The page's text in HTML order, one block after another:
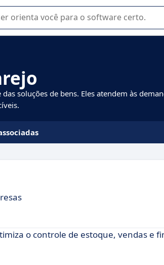
seleção de software SaaS para sua
soluções de bens. Eles atendem às
o controle de estoque, vendas e